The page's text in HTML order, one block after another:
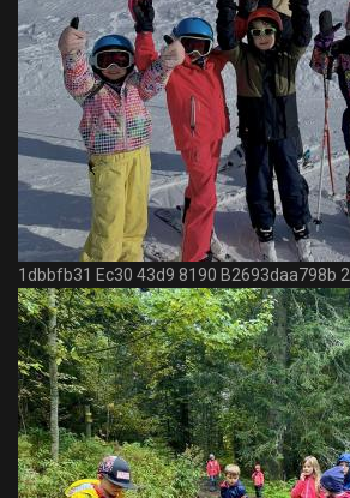
1dbbfb31 Ec30 43d9 8190 B2693daa798b 2